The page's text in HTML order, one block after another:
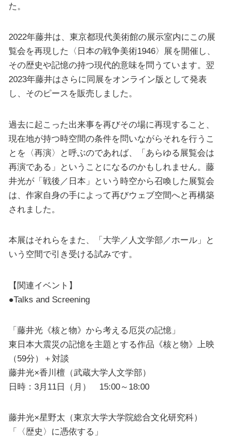
た。
2022年藤井は、東京都現代美術館の展示室内にこの展
覧会を再現した〈日本の戦争美術1946〉展を開催し、
その歴史や記憶の持つ現代的意味を問うています。翌
2023年藤井はさらに同展をオンライン版として発表
し、そのピースを販売しました。
過去に起こった出来事を再びその場に再現すること、
現在地が持つ時空間の条件を問いながらそれを行うこ
とを〈再演〉と呼ぶのであれば、「あらゆる展覧会は
再演である」ということになるのかもしれません。藤
井光が「戦後／日本」という時空から召喚した展覧会
は、作家自身の手によって再びウェブ空間へと再構築
されました。
本展はそれらをまた、「大学／人文学部／ホール」と
いう空間で引き受ける試みです。
【関連イベント】
●Talks and Screening
「藤井光《核と物》から考える厄災の記憶」
東日本大震災の記憶を主題とする作品《核と物》上映
（59分）＋対談
藤井光×香川檀（武蔵大学人文学部）
日時：3月11日（月） 15:00～18:00
藤井光×星野太（東京大学大学院総合文化研究科）
「〈歴史〉に憑依する」